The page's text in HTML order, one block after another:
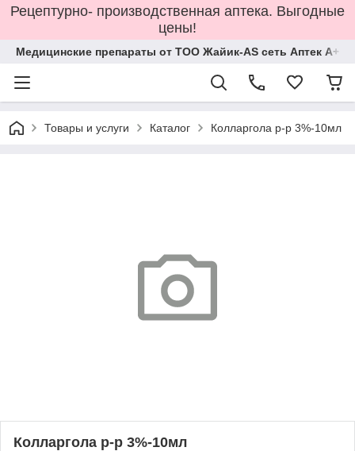
Рецептурно- производственная аптека. Выгодные
цены!
Медицинские препараты от ТОО Жайик-AS сеть Аптек А+
Товары и услуги Каталог Колларгола р-р 3%-10мл
Колларгола р-р 3%-10мл